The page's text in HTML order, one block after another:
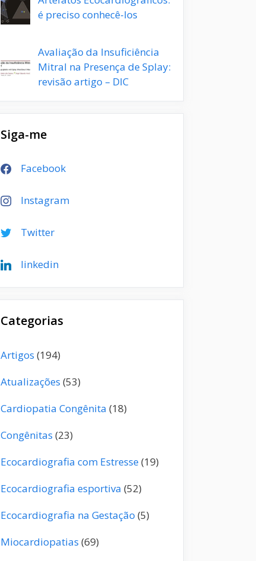
é preciso conhecê-los
Avaliação da Insuficiência
Mitral na Presença de Splay:
revisão artigo – DIC
Siga-me
Facebook
Instagram
Twitter
linkedin
Categorias
Artigos (194)
Atualizações (53)
Cardiopatia Congênita (18)
Congênitas (23)
Ecocardiografia com Estresse(19)
Ecocardiografia esportiva (52)
Ecocardiografia na Gestação (5)
Miocardiopatias (69)